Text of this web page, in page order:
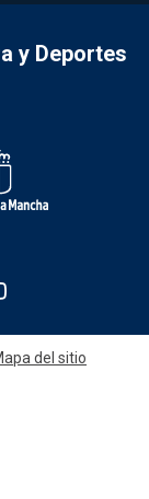
y Deportes
del sitio